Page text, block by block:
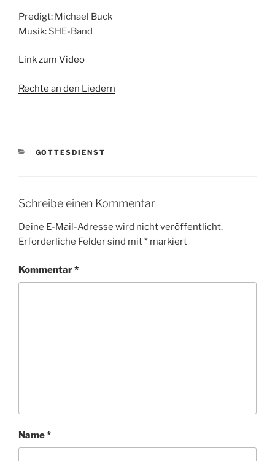
Predigt: Michael Buck
Musik: SHE-Band
Link zum Video
Rechte an den Liedern
KATEGORIEN
GOTTESDIENST
Schreibe einen Kommentar
Deine E-Mail-Adresse wird nicht veröffentlicht.
Erforderliche Felder sind mit* markiert
Kommentar*
Name*